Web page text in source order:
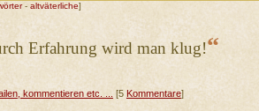
- altväterliche]
Erfahrung wird man klug!“
kommentieren etc. ...
[5 Kommentare]